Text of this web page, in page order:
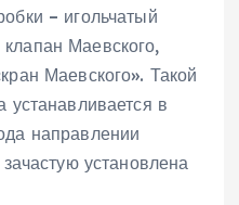
– игольчатый
Маевского,
Маевского». Такой
устанавливается в
направлении
установлена